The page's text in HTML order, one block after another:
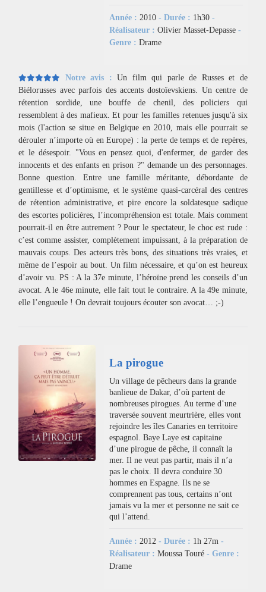
Année : 2010- Durée : 1h30-
Réalisateur :Olivier Masset-Depasse-
Genre :Drame
Notre avis :Un film qui parle de Russes et de
Biélorusses avec parfois des accents dostoïevskiens. Un centre de
rétention sordide, une bouffe de chenil, des policiers qui
ressemblent à des mafieux. Et pour les familles retenues jusqu'à six
mois (l'action se situe en Belgique en 2010, mais elle pourrait se
dérouler n’importe où en Europe) : la perte de temps et de repères,
et le désespoir. "Vous en pensez quoi, d'enfermer, de garder des
innocents et des enfants en prison ?" demande un des personnages.
Bonne question. Entre une famille méritante, débordante de
gentillesse et d’optimisme, et le système quasi-carcéral des centres
de rétention administrative, et pire encore la soldatesque sadique
des escortes policières, l’incompréhension est totale. Mais comment
pourrait-il en être autrement ? Pour le spectateur, le choc est rude :
c’est comme assister, complètement impuissant, à la préparation de
mauvais coups. Des acteurs très bons, des situations très vraies, et
même de l’espoir au bout. Un film nécessaire, et qu’on est heureux
d’avoir vu. PS : A la 37e minute, l’héroïne prend les conseils d’un
avocat. A le 46e minute, elle fait tout le contraire. A la 49e minute,
elle l’engueule ! On devrait toujours écouter son avocat… ;-)
La pirogue
Un village de pêcheurs dans la grande
banlieue de Dakar, d’où partent de
nombreuses pirogues. Au terme d’une
traversée souvent meurtrière, elles vont
rejoindre les îles Canaries en territoire
espagnol. Baye Laye est capitaine
d’une pirogue de pêche, il connaît la
mer. Il ne veut pas partir, mais il n’a
pas le choix. Il devra conduire 30
hommes en Espagne. Ils ne se
comprennent pas tous, certains n’ont
jamais vu la mer et personne ne sait ce
qui l’attend.
Année : 2012- Durée : 1h 27m-
Réalisateur :Moussa Touré- Genre :
Drame